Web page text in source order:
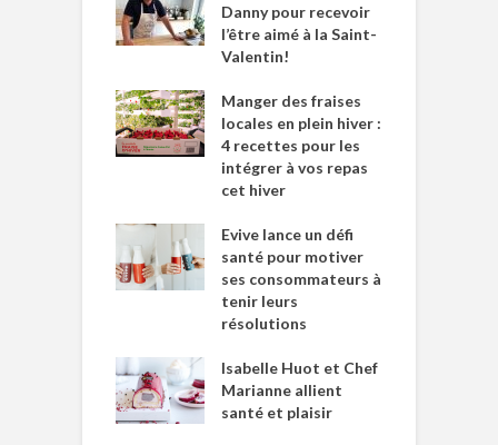
Danny pour recevoir
l’être aimé à la Saint-
Valentin!
Manger des fraises
locales en plein hiver :
4 recettes pour les
intégrer à vos repas
cet hiver
Evive lance un défi
santé pour motiver
ses consommateurs à
tenir leurs
résolutions
Isabelle Huot et Chef
Marianne allient
santé et plaisir